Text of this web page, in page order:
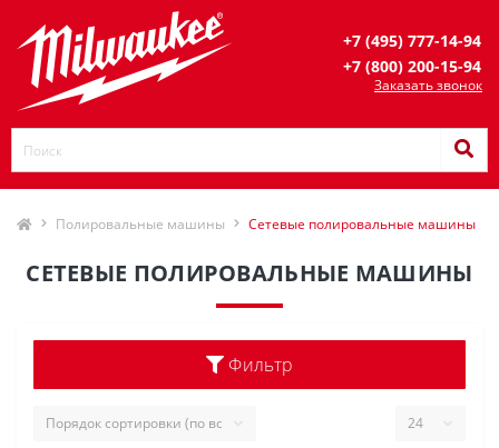
+7 (495) 777-14-94
+7 (800) 200-15-94
Заказать звонок
Полировальные машины Сетевые полировальные машины
СЕТЕВЫЕ ПОЛИРОВАЛЬНЫЕ МАШИНЫ
Фильтр